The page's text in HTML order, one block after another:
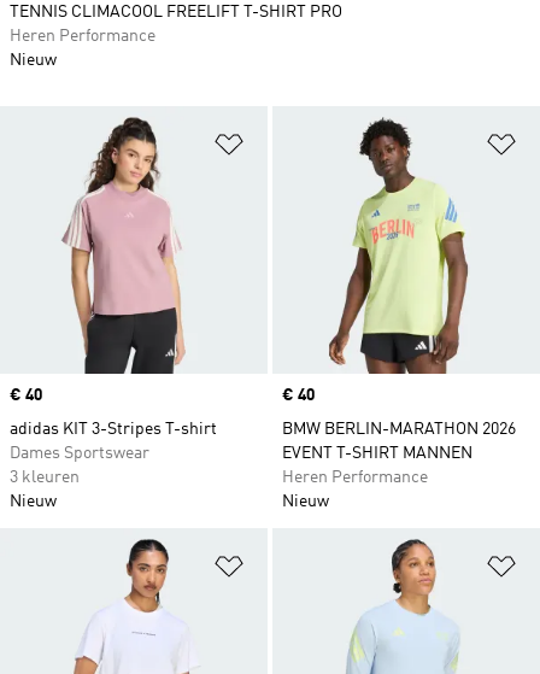
Op verlanglijst zetten
Price
€ 40
adidas KIT 3-Stripes T-shirt
Dames Sportswear
3 kleuren
Nieuw
Price
€ 40
BMW BERLIN-MARATHON 2026
EVENT T-SHIRT MANNEN
Heren Performance
Nieuw
Op verlanglijst zetten
TENNIS CLIMACOOL FREELIFT T-SHIRT PRO
Heren Performance
Nieuw